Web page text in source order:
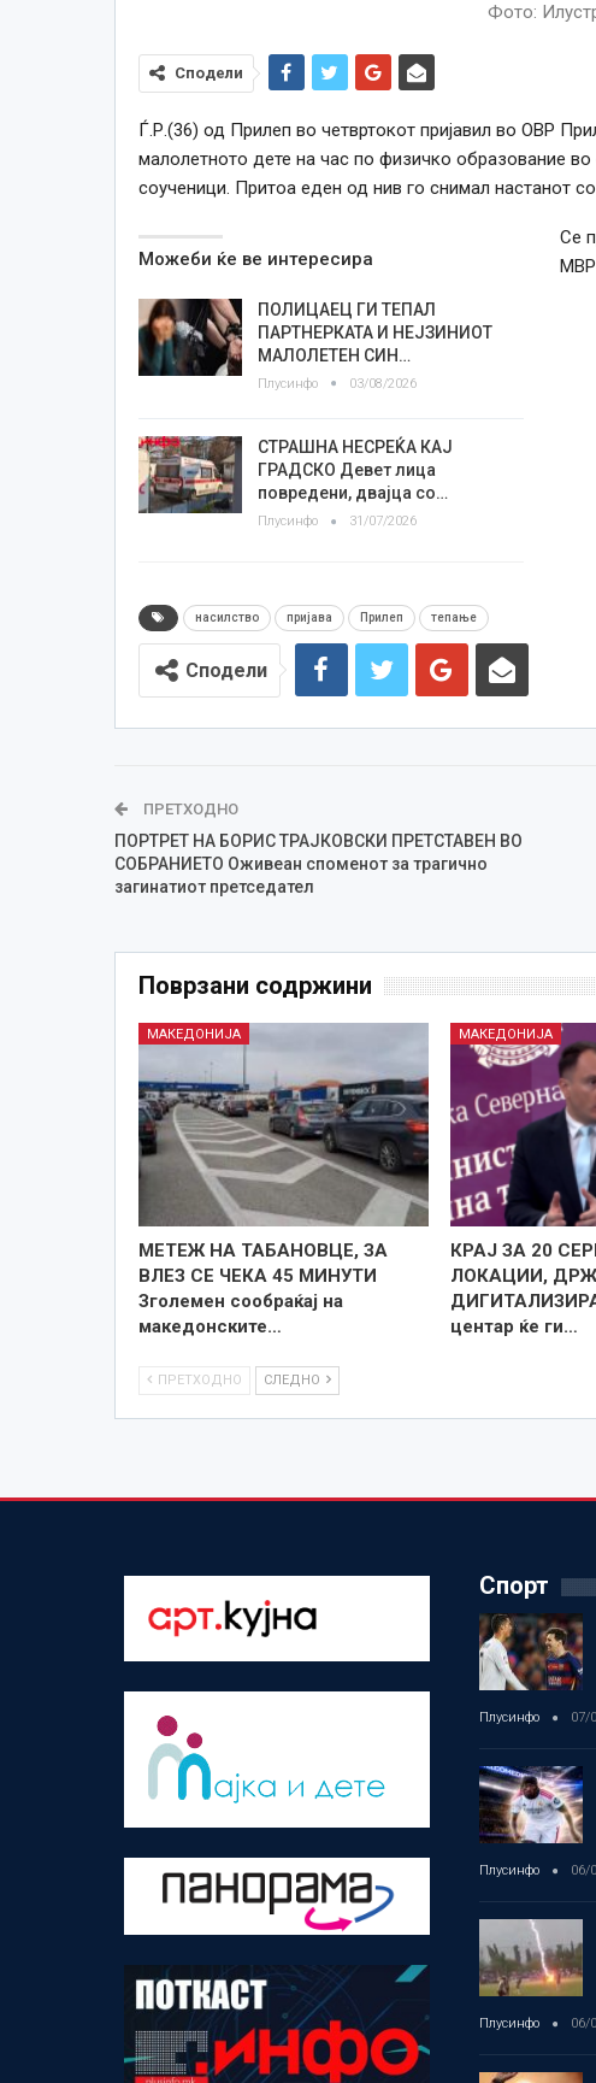
Фото:
Сподели
Ѓ.Р.(36) од Прилеп во четвртокот пријавил во ОВР
малолетното дете на час по физичко образование
соученици. Притоа еден од нив го снимал настанот
Можеби ќе ве интересира
ПОЛИЦАЕЦ ГИ ТЕПАЛ
ПАРТНЕРКАТА И НЕЈЗИНИОТ
МАЛОЛЕТЕН СИН…
Плусинфо 03/08/2026
СТРАШНА НЕСРЕЌА КАЈ
ГРАДСКО Девет лица
повредени, двајца со…
Плусинфо 31/07/2026
Се
МВР
насилство пријава Прилеп тепање
Сподели
ПРЕТХОДНО
ПОРТРЕТ НА БОРИС ТРАЈКОВСКИ ПРЕТСТАВЕН ВО
СОБРАНИЕТО Оживеан споменот за трагично
загинатиот претседател
Поврзани содржини
МАКЕДОНИЈА
МЕТЕЖ НА ТАБАНОВЦЕ, ЗА
ВЛЕЗ СЕ ЧЕКА 45 МИНУТИ
Зголемен сообраќај на
македонските…
МАКЕДОНИЈА
КРАЈ ЗА 20
ЛОКАЦИИ,
центар ќе ги…
ПРЕТХОДНО СЛЕДНО
Спорт
Плусинфо 07/
Плусинфо 06/
Плусинфо 06/